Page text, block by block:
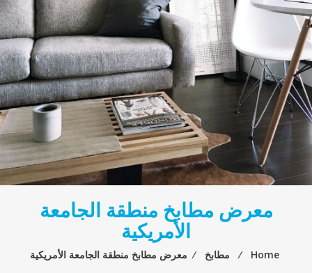
معرض مطابخ منطقة الجامعة
الأمريكية
Home
⁄ مطابخ ⁄ معرض مطابخ منطقة الجامعة الأمريكية